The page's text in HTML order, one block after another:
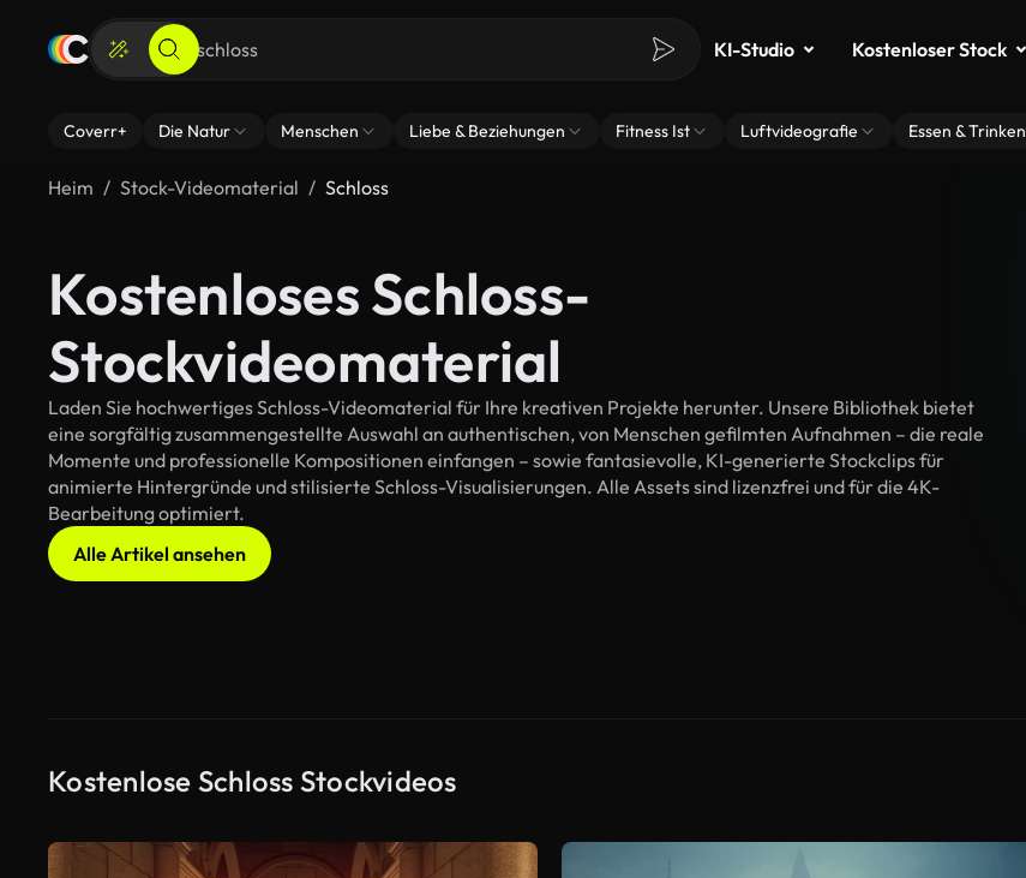
KI-Studio Kostenloser Stock
Coverr+ Die Natur Menschen Liebe & Beziehungen Fitness Ist Luftvideografie Essen & Trinken
Heim Stock-Videomaterial Schloss
Kostenloses Schloss-
Stockvideomaterial
Laden Sie hochwertiges Schloss-Videomaterial für Ihre kreativen Projekte herunter. Unsere Bibliothek bietet
eine sorgfältig zusammengestellte Auswahl an authentischen, von Menschen gefilmten Aufnahmen – die reale
Momente und professionelle Kompositionen einfangen – sowie fantasievolle, KI-generierte Stockclips für
animierte Hintergründe und stilisierte Schloss-Visualisierungen. Alle Assets sind lizenzfrei und für die 4K-
Bearbeitung optimiert.
Alle Artikel ansehen
Kostenlose Schloss Stockvideos